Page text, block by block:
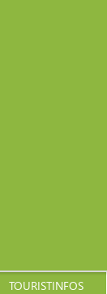
TOURISTINFOS